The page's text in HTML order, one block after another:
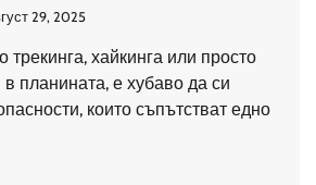
29, 2025
трекинга, хайкинга или просто
планината, е хубаво да си
които съпътстват едно